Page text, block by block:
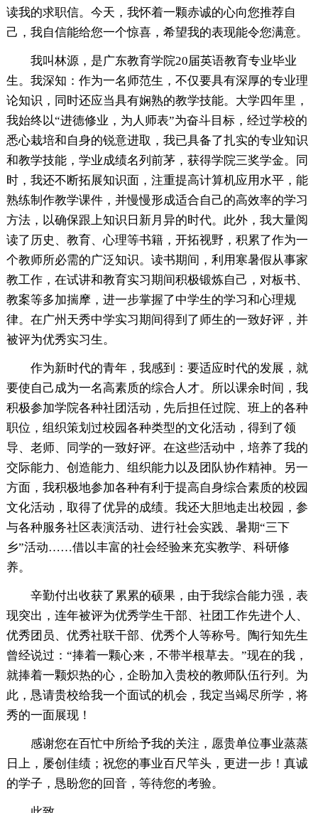
读我的求职信。今天，我怀着一颗赤诚的心向您推荐自
己，我自信能给您一个惊喜，希望我的表现能令您满意。
我叫林源，是广东教育学院20届英语教育专业毕业
生。我深知：作为一名师范生，不仅要具有深厚的专业理
论知识，同时还应当具有娴熟的教学技能。大学四年里，
我始终以“进德修业，为人师表”为奋斗目标，经过学校的
悉心栽培和自身的锐意进取，我已具备了扎实的专业知识
和教学技能，学业成绩名列前茅，获得学院三奖学金。同
时，我还不断拓展知识面，注重提高计算机应用水平，能
熟练制作教学课件，并慢慢形成适合自己的高效率的学习
方法，以确保跟上知识日新月异的时代。此外，我大量阅
读了历史、教育、心理等书籍，开拓视野，积累了作为一
个教师所必需的广泛知识。读书期间，利用寒暑假从事家
教工作，在试讲和教育实习期间积极锻炼自己，对板书、
教案等多加揣摩，进一步掌握了中学生的学习和心理规
律。在广州天秀中学实习期间得到了师生的一致好评，并
被评为优秀实习生。
作为新时代的青年，我感到：要适应时代的发展，就
要使自己成为一名高素质的综合人才。所以课余时间，我
积极参加学院各种社团活动，先后担任过院、班上的各种
职位，组织策划过校园各种类型的文化活动，得到了领
导、老师、同学的一致好评。在这些活动中，培养了我的
交际能力、创造能力、组织能力以及团队协作精神。另一
方面，我积极地参加各种有利于提高自身综合素质的校园
文化活动，取得了优异的成绩。我还大胆地走出校园，参
与各种服务社区表演活动、进行社会实践、暑期“三下
乡”活动……借以丰富的社会经验来充实教学、科研修
养。
辛勤付出收获了累累的硕果，由于我综合能力强，表
现突出，连年被评为优秀学生干部、社团工作先进个人、
优秀团员、优秀社联干部、优秀个人等称号。陶行知先生
曾经说过：“捧着一颗心来，不带半根草去。”现在的我，
就捧着一颗炽热的心，企盼加入贵校的教师队伍行列。为
此，恳请贵校给我一个面试的机会，我定当竭尽所学，将
秀的一面展现！
感谢您在百忙中所给予我的关注，愿贵单位事业蒸蒸
日上，屡创佳绩；祝您的事业百尺竿头，更进一步！真诚
的学子，恳盼您的回音，等待您的考验。